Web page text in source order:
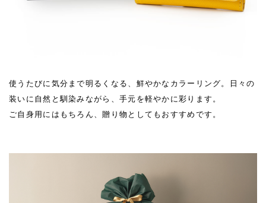
使うたびに気分まで明るくなる、鮮やかなカラーリング。日々の
装いに自然と馴染みながら、手元を軽やかに彩ります。
ご自身用にはもちろん、贈り物としてもおすすめです。